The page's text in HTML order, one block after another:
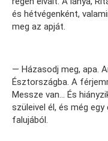
és hétvégenként,
meg az apját.
— Házasodj meg, apa.
Észtországba. A
Messze van… És
szüleivel él, és még
falujából.